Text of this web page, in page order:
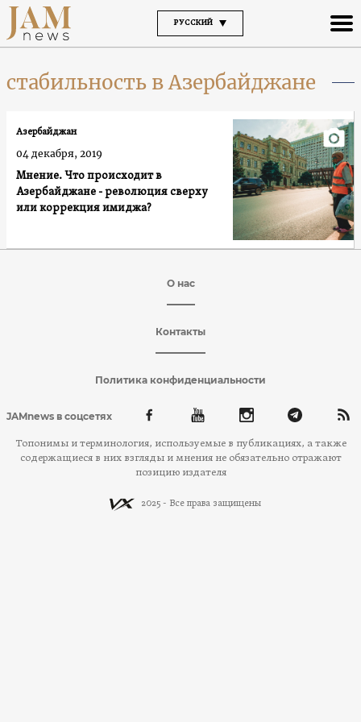
РУССКИЙ
стабильность в Азербайджане
Мнение. Что происходит в
Азербайджане - революция сверху
или коррекция имиджа?
Азербайджан
04 декабря, 2019
О нас
Контакты
Политика конфиденциальности
JAMnews в соцсетях
Топонимы и терминология, используемые в публикациях, а также
содержащиеся в них взгляды и мнения не обязательно отражают
позицию издателя
2025 - Все права защищены